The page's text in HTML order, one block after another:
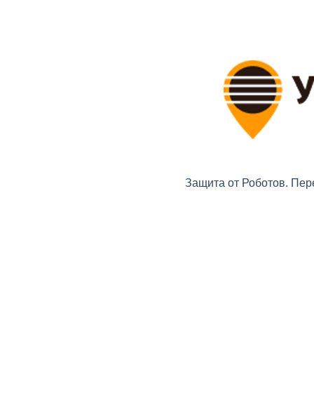
Защита от Роботов.